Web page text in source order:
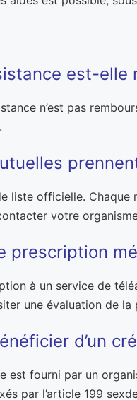
est-elle
n’est pas
liste officielle.
votre
prescription
à un service de
une évaluation de la
d’un
est fourni par un
par l’article 199